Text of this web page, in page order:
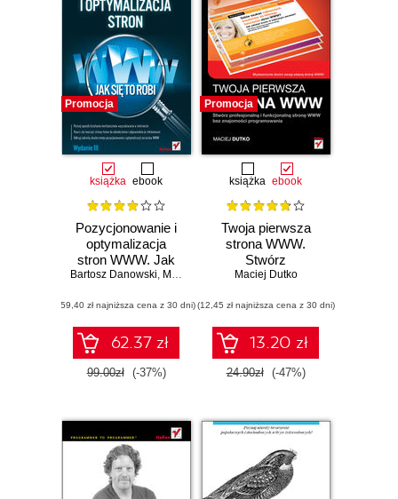
Promocja
książka ebook
Pozycjonowanie i
optymalizacja
stron WWW. Jak
się to robi.
Bartosz Danowski, Michał Makaruk
(59,40 zł najniższa cena z 30 dni)
62.37 zł
99.00zł (-37%)
Promocja
książka ebook
Twoja pierwsza
strona WWW.
Stwórz
profesjonalną i
stronę WWW bez
znajomości
programowania
Maciej Dutko
(12,45 zł najniższa cena z 30 dni)
13.20 zł
24.90zł (-47%)